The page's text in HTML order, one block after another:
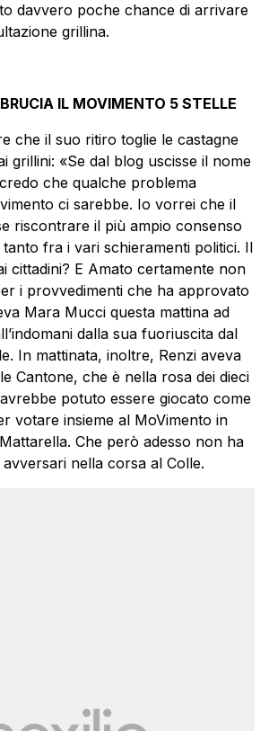
davvero poche chance di arrivare
grillina.
IL MOVIMENTO 5 STELLE
che il suo ritiro toglie le castagne
grillini: «Se dal blog uscisse il nome
che qualche problema
ci sarebbe. Io vorrei che il
riscontrare il più ampio consenso
fra i vari schieramenti politici. Il
cittadini? E Amato certamente non
i provvedimenti che ha approvato
Mara Mucci questa mattina ad
dalla sua fuoriuscita dal
In mattinata, inoltre, Renzi aveva
Cantone, che è nella rosa dei dieci
potuto essere giocato come
votare insieme al MoVimento in
Che però adesso non ha
nella corsa al Colle.